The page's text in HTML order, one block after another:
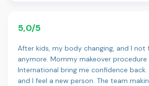
5,0/5
After kids, my body changing, and I not
anymore. Mommy makeover
International bring me confidence back.
and I feel a new person. The team